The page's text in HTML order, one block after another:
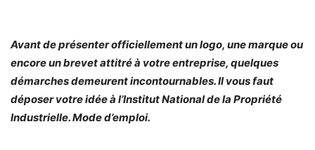
Avant de présenter officiellement un logo, une marque ou
encore un brevet attitré à votre entreprise, quelques
démarches demeurent incontournables. Il vous faut
déposer votre idée à l’Institut National de la Propriété
Industrielle. Mode d’emploi.